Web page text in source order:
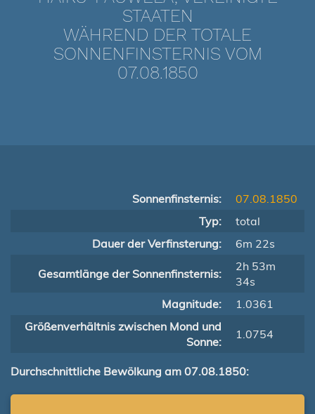
STAATEN
WÄHREND DER TOTALE
SONNENFINSTERNIS VOM
07.08.1850
Sonnenfinsternis:
07.08.1850
Typ:
total
Dauer der Verfinsterung:
6m 22s
Gesamtlänge der Sonnenfinsternis:
2h 53m
34s
Magnitude:
1.0361
Größenverhältnis zwischen Mond und
Sonne:
1.0754
Durchschnittliche Bewölkung am 07.08.1850: